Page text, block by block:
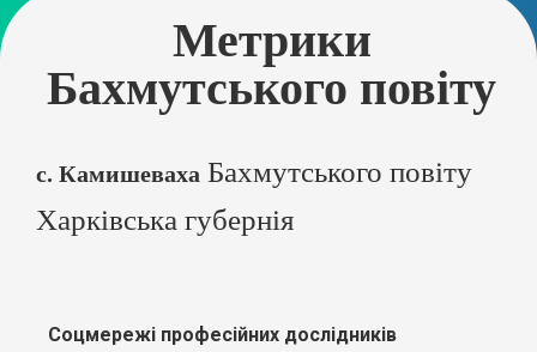
Метрики
Бахмутського повіту
с. Камишеваха Бахмутського повіту
Харківська губернія
Соцмережі професійних дослідників